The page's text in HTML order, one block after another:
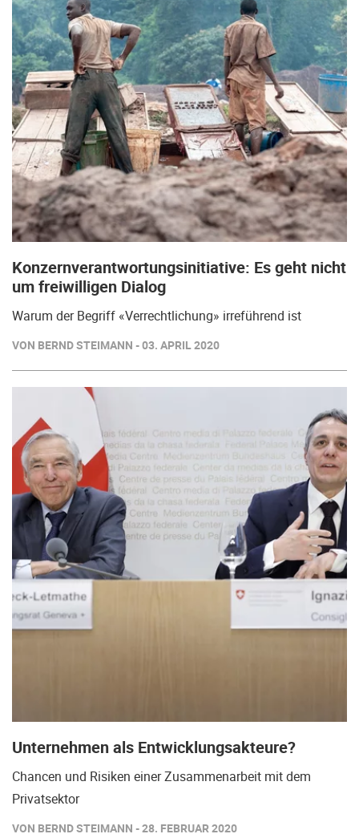
Konzernverantwortungsinitiative: Es geht nicht
um freiwilligen Dialog
Warum der Begriff «Verrechtlichung» irreführend ist
VON BERND STEIMANN - 03. APRIL 2020
Unternehmen als Entwicklungsakteure?
Chancen und Risiken einer Zusammenarbeit mit dem
Privatsektor
VON BERND STEIMANN - 28. FEBRUAR 2020